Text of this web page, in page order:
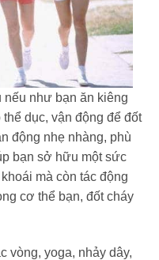
như bạn ăn kiêng
dục, vận động để đốt
động nhẹ nhàng, phù
bạn sở hữu một sức
mà còn tác động
cơ thể bạn, đốt cháy
vòng, yoga, nhảy dây,